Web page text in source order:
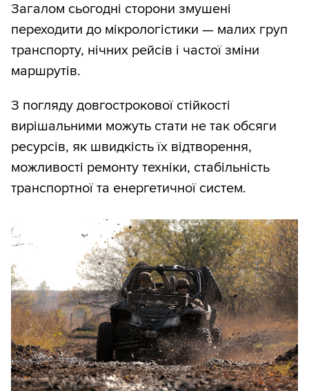
Загалом сьогодні сторони змушені
переходити до мікрологістики — малих груп
транспорту, нічних рейсів і частої зміни
маршрутів.
З погляду довгострокової стійкості
вирішальними можуть стати не так обсяги
ресурсів, як швидкість їх відтворення,
можливості ремонту техніки, стабільність
транспортної та енергетичної систем.